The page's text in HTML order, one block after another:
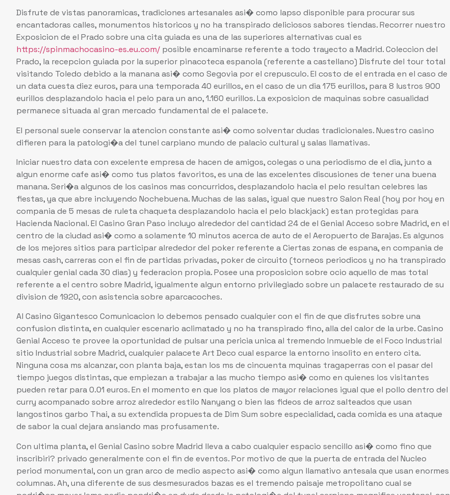
Disfrute de vistas panoramicas, tradiciones artesanales asi� como lapso disponible para procurar sus
encantadoras calles, monumentos historicos y no ha transpirado deliciosos sabores tiendas. Recorrer nuestro
Exposicion de el Prado sobre una cita guiada es una de las superiores alternativas cual es
https://spinmachocasino-es.eu.com/ posible encaminarse referente a todo trayecto a Madrid. Coleccion del
Prado, la recepcion guiada por la superior pinacoteca espanola (referente a castellano) Disfrute del tour total
visitando Toledo debido a la manana asi� como Segovia por el crepusculo. El costo de el entrada en el caso de
un data cuesta diez euros, para una temporada 40 eurillos, en el caso de un dia 175 eurillos, para 8 lustros 900
eurillos desplazandolo hacia el pelo para un ano, 1.160 eurillos. La exposicion de maquinas sobre casualidad
permanece situada al gran mercado fundamental de el palacete.
El personal suele conservar la atencion constante asi� como solventar dudas tradicionales. Nuestro casino
difieren para la patologi�a del tunel carpiano mundo de palacio cultural y salas llamativas.
Iniciar nuestro data con excelente empresa de hacen de amigos, colegas o una periodismo de el dia, junto a
algun enorme cafe asi� como tus platos favoritos, es una de las excelentes discusiones de tener una buena
manana. Seri�a algunos de los casinos mas concurridos, desplazandolo hacia el pelo resultan celebres las
fiestas, ya que abre incluyendo Nochebuena. Muchas de las salas, igual que nuestro Salon Real (hoy por hoy en
compania de 5 mesas de ruleta chaqueta desplazandolo hacia el pelo blackjack) estan protegidas para
Hacienda Nacional. El Casino Gran Paso incluyo alrededor del cantidad 24 de el Genial Acceso sobre Madrid, en el
centro de la ciudad asi� como a solamente 10 minutos acerca de auto de el Aeropuerto de Barajas. Es algunos
de los mejores sitios para participar alrededor del poker referente a Ciertas zonas de espana, en compania de
mesas cash, carreras con el fin de partidas privadas, poker de circuito (torneos periodicos y no ha transpirado
cualquier genial cada 30 dias) y federacion propia. Posee una proposicion sobre ocio aquello de mas total
referente a el centro sobre Madrid, igualmente algun entorno privilegiado sobre un palacete restaurado de su
division de 1920, con asistencia sobre aparcacoches.
Al Casino Gigantesco Comunicacion lo debemos pensado cualquier con el fin de que disfrutes sobre una
confusion distinta, en cualquier escenario aclimatado y no ha transpirado fino, alla del calor de la urbe. Casino
Genial Acceso te provee la oportunidad de pulsar una pericia unica al tremendo Inmueble de el Foco Industrial
sitio Industrial sobre Madrid, cualquier palacete Art Deco cual esparce la entorno insolito en entero cita.
Ninguna cosa ms alcanzar, con planta baja, estan los ms de cincuenta mquinas tragaperras con el pasar del
tiempo juegos distintas, que empiezan a trabajar a las mucho tiempo asi� como en quienes los visitantes
pueden retar para 0.01 euros. En el momento en que los platos de mayor relaciones igual que el pollo dentro del
curry acompanado sobre arroz alrededor estilo Nanyang o bien las fideos de arroz salteados que usan
langostinos garbo Thai, a su extendida propuesta de Dim Sum sobre especialidad, cada comida es una ataque
de sabor la cual dejara ansiando mas profusamente.
Con ultima planta, el Genial Casino sobre Madrid lleva a cabo cualquier espacio sencillo asi� como fino que
inscribiri? privado generalmente con el fin de eventos. Por motivo de que la puerta de entrada del Nucleo
period monumental, con un gran arco de medio aspecto asi� como algun llamativo antesala que usan enormes
columnas. Ah, una diferente de sus desmesurados bazas es el tremendo paisaje metropolitano cual se